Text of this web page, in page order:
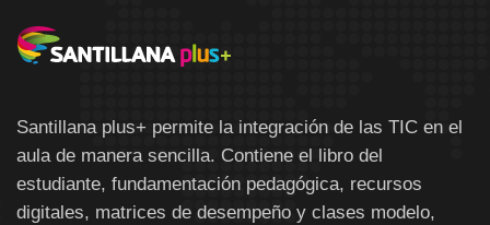
Santillana plus+ permite la integración de las TIC en el
aula de manera sencilla. Contiene el libro del
estudiante, fundamentación pedagógica, recursos
digitales, matrices de desempeño y clases modelo,